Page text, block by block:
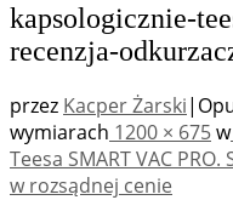
kapsologicznie-
recenzja-
przez Kacper Żarski|
wymiarach 1200 × 675w
Teesa SMART VAC
w rozsądnej cenie